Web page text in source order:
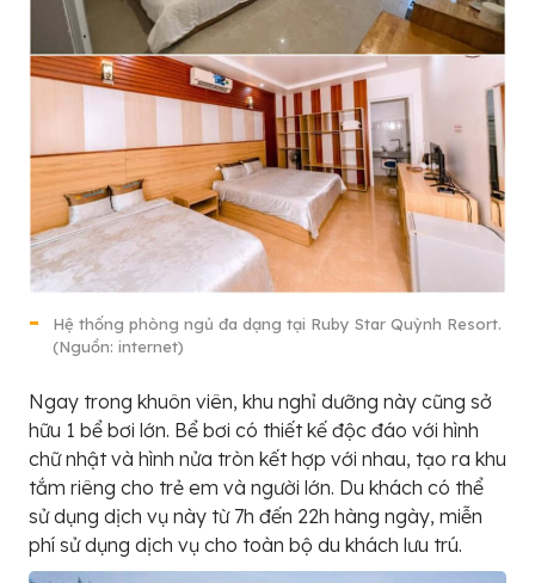
Hệ thống phòng ngủ đa dạng tại Ruby Star Quỳnh Resort.
(Nguồn: internet)
Ngay trong khuôn viên, khu nghỉ dưỡng này cũng sở
hữu 1 bể bơi lớn. Bể bơi có thiết kế độc đáo với hình
chữ nhật và hình nửa tròn kết hợp với nhau, tạo ra khu
tắm riêng cho trẻ em và người lớn. Du khách có thể
sử dụng dịch vụ này từ 7h đến 22h hàng ngày, miễn
phí sử dụng dịch vụ cho toàn bộ du khách lưu trú.